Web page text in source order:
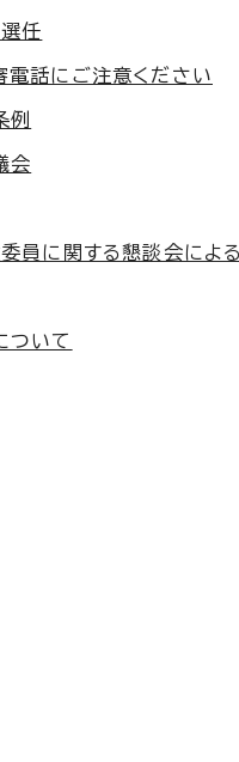
任
電話にご注意ください
例
会
員に関する懇談会によ
ついて